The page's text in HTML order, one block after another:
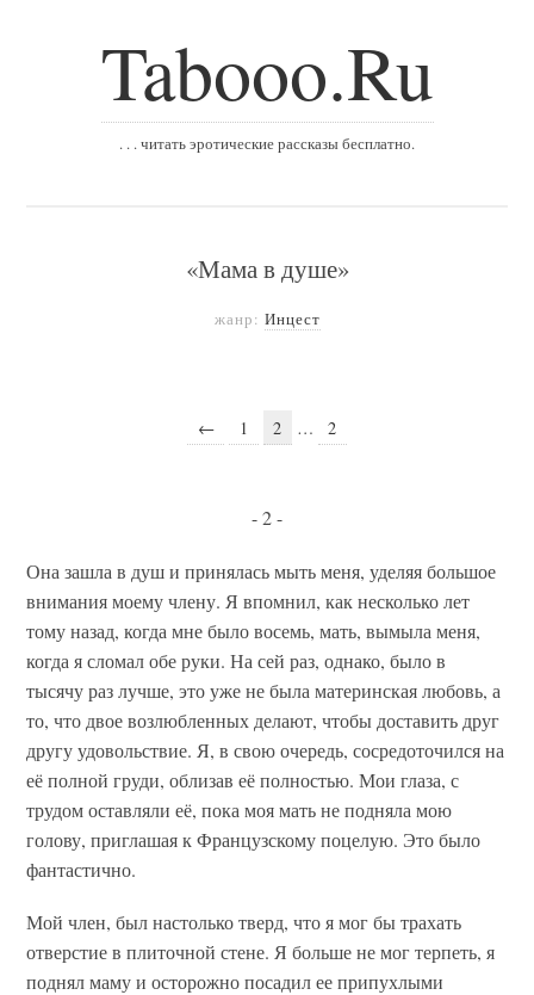
Tabooo.Ru
. . . читать эротические рассказы бесплатно.
«Мама в душе»
жанр: Инцест
← 1 2 … 2
- 2 -
Она зашла в душ и принялась мыть меня, уделяя большое
внимания моему члену. Я впомнил, как несколько лет
тому назад, когда мне было восемь, мать, вымыла меня,
когда я сломал обе руки. На сей раз, однако, было в
тысячу раз лучше, это уже не была материнская любовь, а
то, что двое возлюбленных делают, чтобы доставить друг
другу удовольствие. Я, в свою очередь, сосредоточился на
её полной груди, облизав её полностью. Мои глаза, с
трудом оставляли её, пока моя мать не подняла мою
голову, приглашая к Французскому поцелую. Это было
фантастично.
Мой член, был настолько тверд, что я мог бы трахать
отверстие в плиточной стене. Я больше не мог терпеть, я
поднял маму и осторожно посадил ее припухлыми